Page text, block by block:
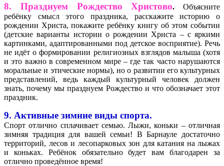
8. Празднуем Рождество Христово. Объясните
ребёнку смысл этого праздника, расскажите историю о
рождении Христа, покажите ребёнку книгу об этом событии
(детские варианты истории о рождении Христа – с яркими
картинками, адаптированными под детское восприятие). Речь
не идёт о формировании религиозных взглядов малыша (хотя
и это важно в современном мире – где так часто нарушаются
моральные и этические нормы), но о развитии его культурных
представлений, ведь каждый культурный человек должен
знать, почему мы празднуем Рождество и что обозначает этот
праздник.
9. Активные зимние виды спорта.
Спорт отлично сплачивает семью. Лыжи, коньки – отличная
зимняя традиция для вашей семьи! В Барнауле достаточно
территорий, лесов и лесопарковых зон для катания на лыжах
и коньках. Ребёнок обязательно будет вам благодарен за
отлично проведённое время!